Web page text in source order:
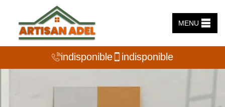
MENU
indisponible indisponible